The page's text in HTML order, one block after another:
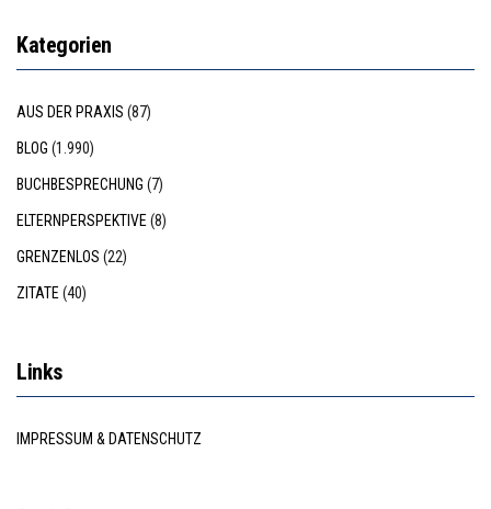
Kategorien
AUS DER PRAXIS (87)
BLOG (1.990)
BUCHBESPRECHUNG (7)
ELTERNPERSPEKTIVE (8)
GRENZENLOS (22)
ZITATE (40)
Links
IMPRESSUM & DATENSCHUTZ